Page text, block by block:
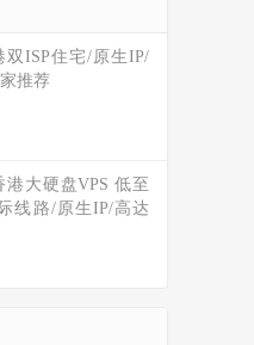
双ISP住宅/原生IP/
推荐
港大硬盘VPS 低至
线路/原生IP/高达